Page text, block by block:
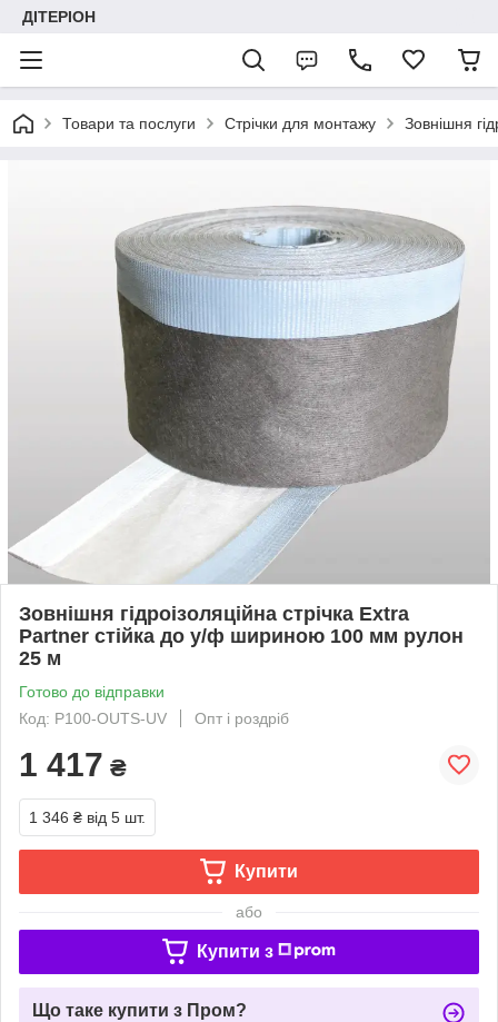
ДІТЕРІОН
Товари та послуги Стрічки для монтажу Зовнішня
Зовнішня гідроізоляційна стрічка Extra
Partner стійка до у/ф шириною 100 мм рулон
25 м
Готово до відправки
Код: P100-OUTS-UV
Опт і роздріб
1 417 ₴
1 346 ₴ від 5 шт.
Купити
або
Купити з
Що таке купити з Пром?